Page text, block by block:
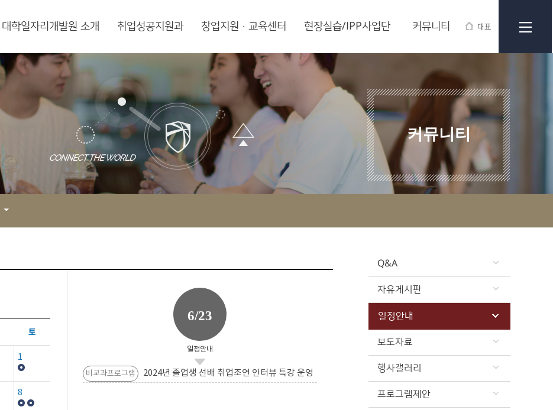
대표
대학일자리개발원 소개 취업성공지원과 창업지원·교육센터 현장실습/IPP사업단 커뮤니티
커뮤니티
Q&A
자유게시판
일정안내
보도자료
행사갤러리
프로그램제안
토
1
8
6/23
일정안내
비교과프로그램 2024년 졸업생 선배 취업조언 인터뷰 특강 운영